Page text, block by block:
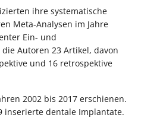
ihre systematische
Meta-Analysen im Jahre
Ein- und
Autoren 23 Artikel, davon
und 16 retrospektive
2002 bis 2017 erschienen.
inserierte dentale Implantate.